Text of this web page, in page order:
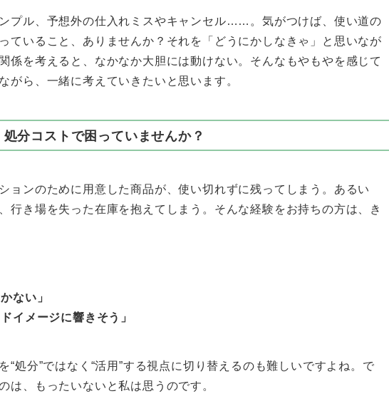
プル、予想外の仕入れミスやキャンセル……。気がつけば、使い道の
ていること、ありませんか？それを「どうにかしなきゃ」と思いなが
係を考えると、なかなか大胆には動けない。そんなもやもやを感じて
がら、一緒に考えていきたいと思います。
分コストで困っていませんか？
ョンのために用意した商品が、使い切れずに残ってしまう。あるい
行き場を失った在庫を抱えてしまう。そんな経験をお持ちの方は、き
ない」
イメージに響きそう」
“処分”ではなく“活用”する視点に切り替えるのも難しいですよね。で
は、もったいないと私は思うのです。